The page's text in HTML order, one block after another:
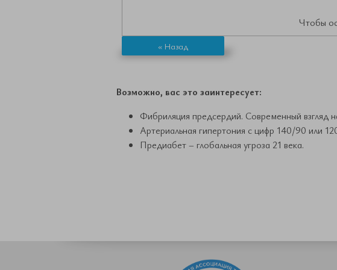
Чтобы
« Назад
Возможно, вас это заинтересует:
Фибриляция предсердий. Современный взгляд
Артериальная гипертония с цифр 140/90 или
Предиабет – глобальная угроза 21 века.